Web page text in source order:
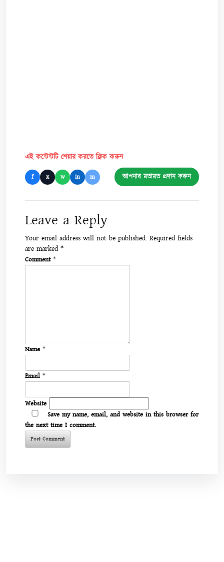
এই কন্টেন্টটি শেয়ার করতে ক্লিক করুন
f x w in m আপনার মতামত প্রদান করুন
Leave a Reply
Your email address will not be published. Required fields
are marked *
Comment *
Name *
Email *
Website
Save my name, email, and website in this browser for
the next time I comment.